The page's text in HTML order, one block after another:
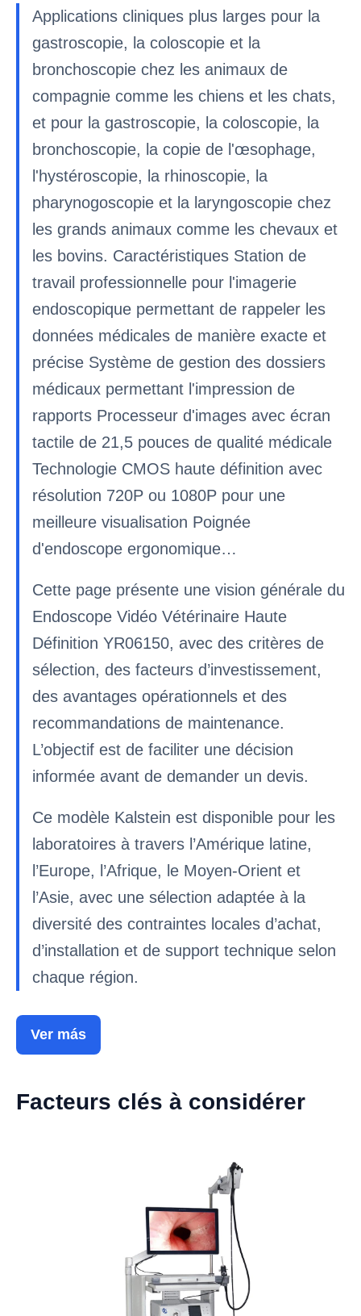
Applications cliniques plus larges pour la
gastroscopie, la coloscopie et la
bronchoscopie chez les animaux de
compagnie comme les chiens et les chats,
et pour la gastroscopie, la coloscopie, la
bronchoscopie, la copie de l'œsophage,
l'hystéroscopie, la rhinoscopie, la
pharynogoscopie et la laryngoscopie chez
les grands animaux comme les chevaux et
les bovins. Caractéristiques Station de
travail professionnelle pour l'imagerie
endoscopique permettant de rappeler les
données médicales de manière exacte et
précise Système de gestion des dossiers
médicaux permettant l'impression de
rapports Processeur d'images avec écran
tactile de 21,5 pouces de qualité médicale
Technologie CMOS haute définition avec
résolution 720P ou 1080P pour une
meilleure visualisation Poignée
d'endoscope ergonomique…
Cette page présente une vision générale du
Endoscope Vidéo Vétérinaire Haute
Définition YR06150, avec des critères de
sélection, des facteurs d’investissement,
des avantages opérationnels et des
recommandations de maintenance.
L’objectif est de faciliter une décision
informée avant de demander un devis.
Ce modèle Kalstein est disponible pour les
laboratoires à travers l’Amérique latine,
l’Europe, l’Afrique, le Moyen-Orient et
l’Asie, avec une sélection adaptée à la
diversité des contraintes locales d’achat,
d’installation et de support technique selon
chaque région.
Ver más
Facteurs clés à considérer